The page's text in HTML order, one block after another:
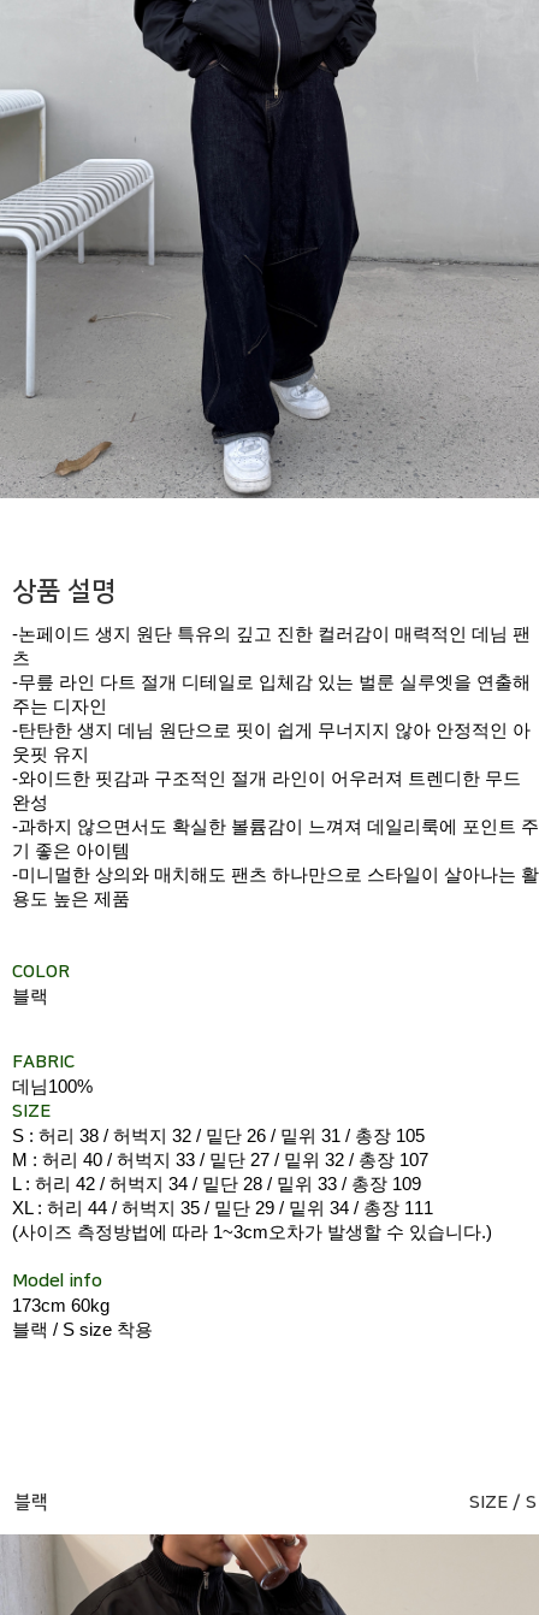
상품 설명
-논페이드 생지 원단 특유의 깊고 진한 컬러감이 매력적인 데님 팬
츠
-무릎 라인 다트 절개 디테일로 입체감 있는 벌룬 실루엣을 연출해
주는 디자인
-탄탄한 생지 데님 원단으로 핏이 쉽게 무너지지 않아 안정적인 아
웃핏 유지
-와이드한 핏감과 구조적인 절개 라인이 어우러져 트렌디한 무드
완성
-과하지 않으면서도 확실한 볼륨감이 느껴져 데일리룩에 포인트 주
기 좋은 아이템
-미니멀한 상의와 매치해도 팬츠 하나만으로 스타일이 살아나는 활
용도 높은 제품
COLOR
블랙
FABRIC
데님100%
SIZE
S : 허리 38 / 허벅지 32 / 밑단 26 / 밑위 31 / 총장 105
M : 허리 40 / 허벅지 33 / 밑단 27 / 밑위 32 / 총장 107
L : 허리 42 / 허벅지 34 / 밑단 28 / 밑위 33 / 총장 109
XL : 허리 44 / 허벅지 35 / 밑단 29 / 밑위 34 / 총장 111
(사이즈 측정방법에 따라 1~3cm오차가 발생할 수 있습니다.)
Model info
173cm 60kg
블랙 / S size 착용
블랙 SIZE / S